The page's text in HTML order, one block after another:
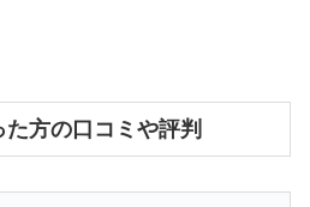
方の口コミや評判